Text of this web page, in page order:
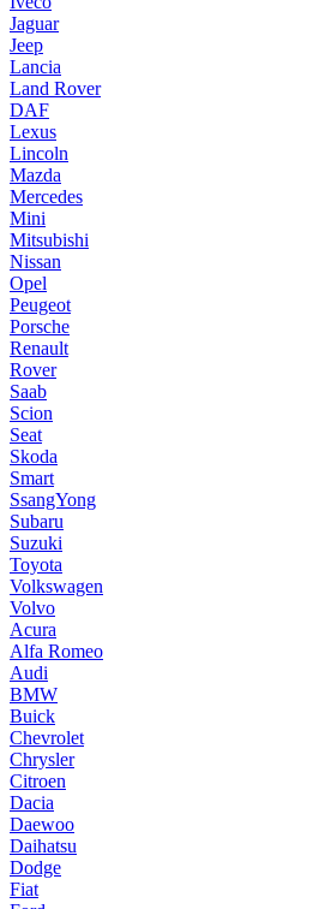
Jaguar
Jeep
Lancia
Land Rover
DAF
Lexus
Lincoln
Mazda
Mercedes
Mini
Mitsubishi
Nissan
Opel
Peugeot
Porsche
Renault
Rover
Saab
Scion
Seat
Skoda
Smart
SsangYong
Subaru
Suzuki
Toyota
Volkswagen
Volvo
Acura
Alfa Romeo
Audi
BMW
Buick
Chevrolet
Chrysler
Citroen
Dacia
Daewoo
Daihatsu
Dodge
Fiat